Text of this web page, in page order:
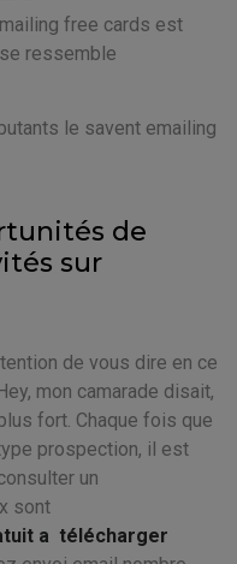
free cards est
ressemble
le savent emailing
de
sur
de vous dire en ce
mon camarade disait,
fort. Chaque fois que
prospection, il est
un
sont
a télécharger